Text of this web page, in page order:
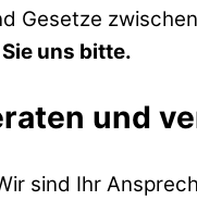
Gesetze
uns bitte.
und
sind Ihr